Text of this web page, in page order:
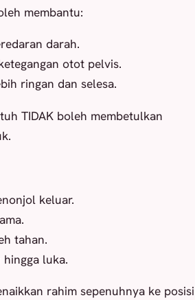
membantu:
darah.
otot pelvis.
ringan dan selesa.
TIDAK boleh membetulkan
keluar.
tahan.
hingga luka.
rahim sepenuhnya ke posisi